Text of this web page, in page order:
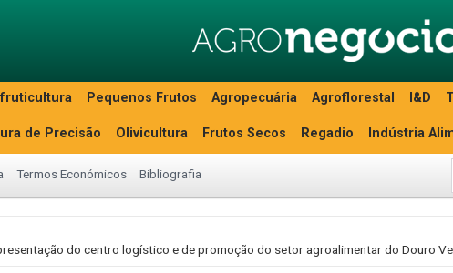
Pequenos Frutos Agropecuária Agroflorestal I&D
de Precisão Olivicultura Frutos Secos Regadio Indústria
Termos Económicos Bibliografia
do centro logístico e de promoção do setor agroalimentar do Douro